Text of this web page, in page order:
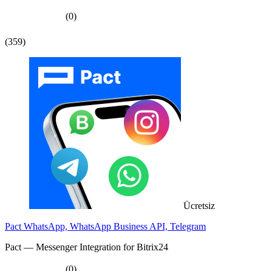
(0)
(359)
Ücretsiz
Pact WhatsApp, WhatsApp Business API, Telegram
Pact — Messenger Integration for Bitrix24
(0)